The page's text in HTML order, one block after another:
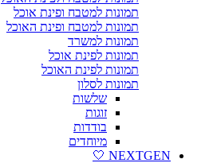
תמונות למטבח ופינת אוכל
תמונות למטבח ופינת האוכל
תמונות למשרד
תמונות לפינת אוכל
תמונות לפינת האוכל
תמונות לסלון
שלשות
זוגות
בודדות
מיוחדים
NEXTGEN 🤍